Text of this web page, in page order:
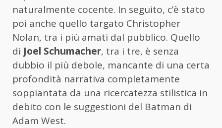
naturalmente cocente. In seguito, c’è stato
poi anche quello targato Christopher
Nolan, tra i più amati dal pubblico. Quello
di Joel Schumacher, tra i tre, è senza
dubbio il più debole, mancante di una certa
profondità narrativa completamente
soppiantata da una ricercatezza stilistica in
debito con le suggestioni del Batman di
Adam West.